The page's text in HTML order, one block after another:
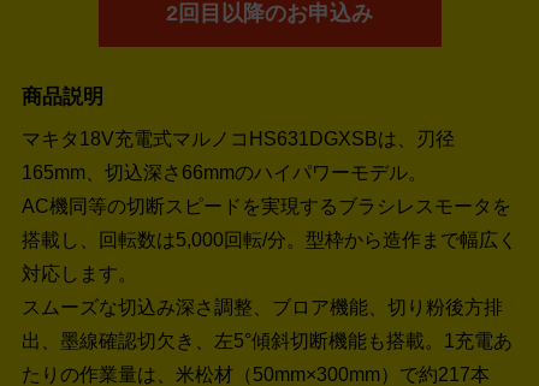
2回目以降のお申込み
商品説明
マキタ18V充電式マルノコHS631DGXSBは、刃径
165mm、切込深さ66mmのハイパワーモデル。
AC機同等の切断スピードを実現するブラシレスモータを
搭載し、回転数は5,000回転/分。型枠から造作まで幅広く
対応します。
スムーズな切込み深さ調整、ブロア機能、切り粉後方排
出、墨線確認切欠き、左5°傾斜切断機能も搭載。1充電あ
たりの作業量は、米松材（50mm×300mm）で約217本